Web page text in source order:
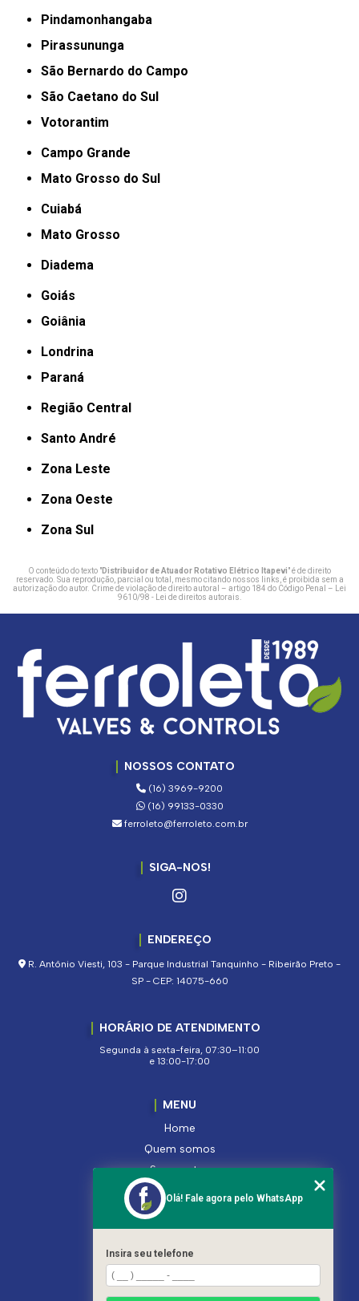
Pindamonhangaba
Pirassununga
São Bernardo do Campo
São Caetano do Sul
Votorantim
Campo Grande
Mato Grosso do Sul
Cuiabá
Mato Grosso
Diadema
Goiás
Goiânia
Londrina
Paraná
Região Central
Santo André
Zona Leste
Zona Oeste
Zona Sul
O conteúdo do texto "Distribuidor de Atuador Rotativo Elétrico Itapevi" é de direito
reservado. Sua reprodução, parcial ou total, mesmo citando nossos links, é proibida sem a
autorização do autor. Crime de violação de direito autoral – artigo 184 do Código Penal –
Lei
9610/98 - Lei de direitos autorais
NOSSOS CONTATO
(16) 3969-9200
(16) 99133-0330
ferroleto@ferroleto.com.br
SIGA-NOS!
ENDEREÇO
R. Antônio Viesti, 103 - Parque Industrial Tanquinho - Ribeirão Preto -
SP - CEP: 14075-660
HORÁRIO DE ATENDIMENTO
Segunda à sexta-feira, 07:30–11:00
e 13:00-17:00
MENU
Home
Quem somos
Segmentos
Serviços
Produtos
Contato
Categorias
Mapa do site
Olá! Fale agora pelo WhatsApp
Insira seu telefone